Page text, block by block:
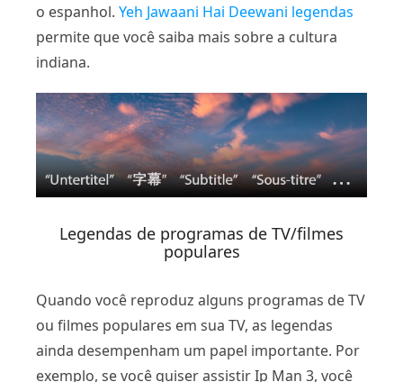
o espanhol. Yeh Jawaani Hai Deewani legendas
permite que você saiba mais sobre a cultura
indiana.
Legendas de programas de TV/filmes
populares
Quando você reproduz alguns programas de TV
ou filmes populares em sua TV, as legendas
ainda desempenham um papel importante. Por
exemplo, se você quiser assistir Ip Man 3, você